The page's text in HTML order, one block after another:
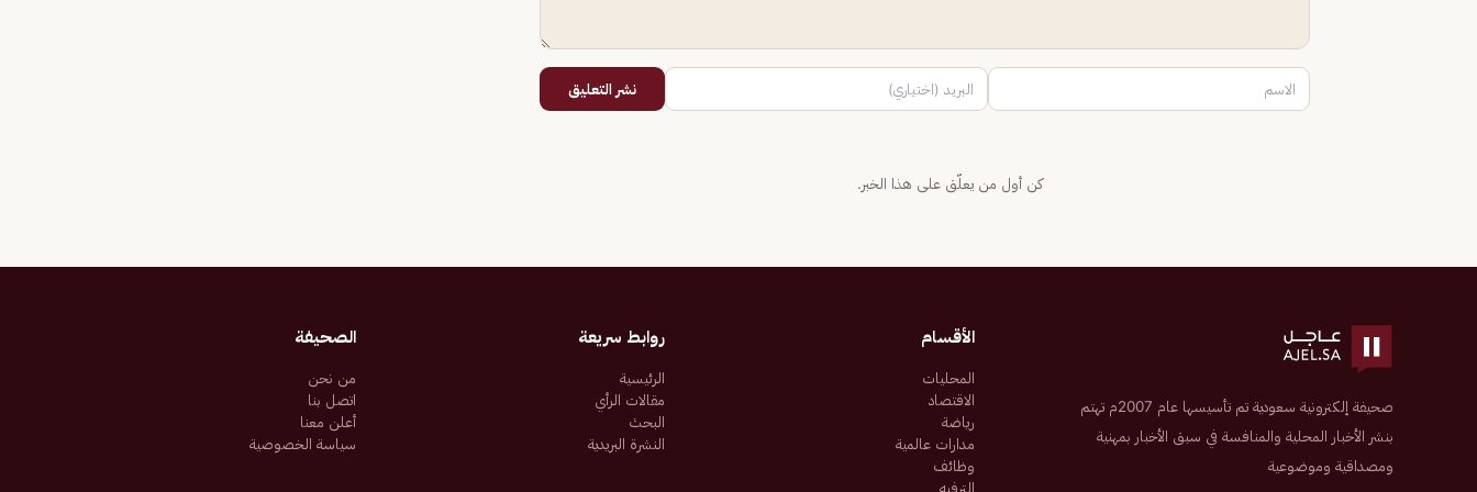
نشر التعليق
كن أول من يعلّق على هذا الخبر.
صحيفة إلكترونية سعودية تم تأسيسها عام 2007م تهتم
بنشر الأخبار المحلية والمنافسة في سبق الأخبار بمهنية
ومصداقية وموضوعية
الأقسام
المحليات
الاقتصاد
رياضة
مدارات عالمية
وظائف
الترفيه
روابط سريعة
الرئيسية
مقالات الرأي
البحث
النشرة البريدية
الصحيفة
من نحن
اتصل بنا
أعلن معنا
سياسة الخصوصية